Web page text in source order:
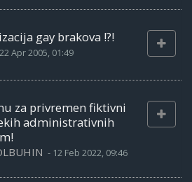
gay brakova !?!
22 Apr 2005, 01:49
za privremen fiktivni
administrativnih
- 12 Feb 2022, 09:46